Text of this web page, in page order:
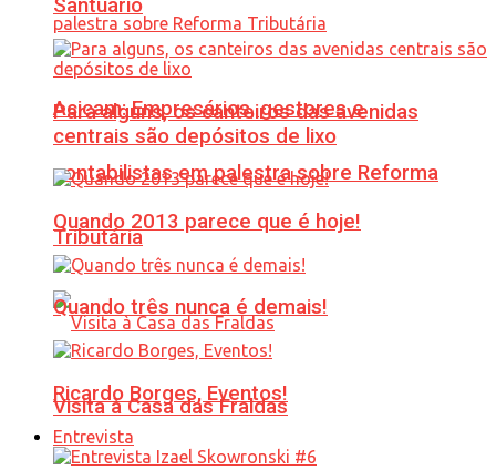
Acicam: Empresários, gestores e
contabilistas em palestra sobre Reforma
Tributária
Visita à Casa das Fraldas
Santuário
Para alguns, os canteiros das avenidas
centrais são depósitos de lixo
Quando 2013 parece que é hoje!
Quando três nunca é demais!
Ricardo Borges, Eventos!
Entrevista